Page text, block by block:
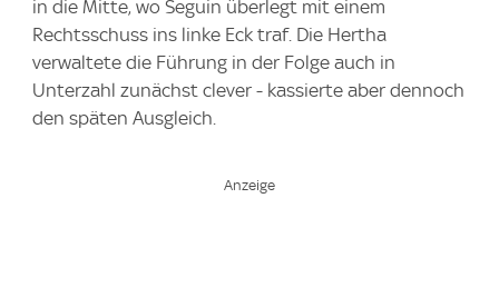
in die Mitte, wo Seguin überlegt mit einem
Rechtsschuss ins linke Eck traf. Die Hertha
verwaltete die Führung in der Folge auch in
Unterzahl zunächst clever - kassierte aber dennoch
den späten Ausgleich.